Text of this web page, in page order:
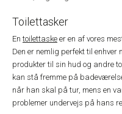
Toilettasker
Entoilettaske er en af vores
Den er nemlig perfekt til
produkter til sin hud og andre
kan stå fremme på
når han skal på tur, mens en
problemer undervejs på hans